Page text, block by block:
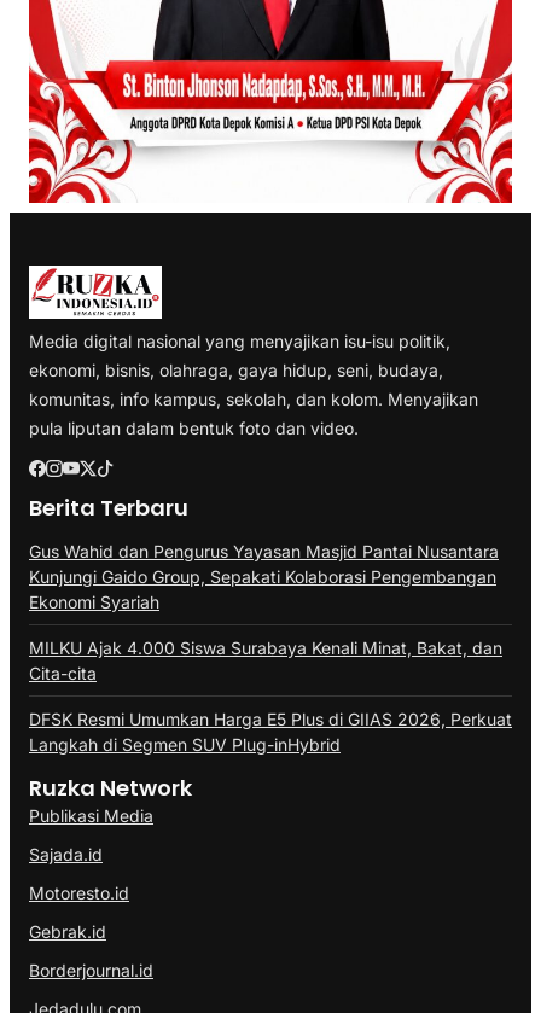
Media digital nasional yang menyajikan isu-isu politik,
ekonomi, bisnis, olahraga, gaya hidup, seni, budaya,
komunitas, info kampus, sekolah, dan kolom. Menyajikan
pula liputan dalam bentuk foto dan video.
Berita Terbaru
Gus Wahid dan Pengurus Yayasan Masjid Pantai Nusantara
Kunjungi Gaido Group, Sepakati Kolaborasi Pengembangan
Ekonomi Syariah
MILKU Ajak 4.000 Siswa Surabaya Kenali Minat, Bakat, dan
Cita-cita
DFSK Resmi Umumkan Harga E5 Plus di GIIAS 2026, Perkuat
Langkah di Segmen SUV Plug-inHybrid
Ruzka Network
Publikasi Media
Sajada.id
Motoresto.id
Gebrak.id
Borderjournal.id
Jedadulu.com